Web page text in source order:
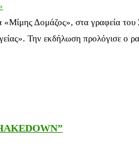
«Μίμης Δομάζος», στα
Την εκδήλωση προλόγισε ο